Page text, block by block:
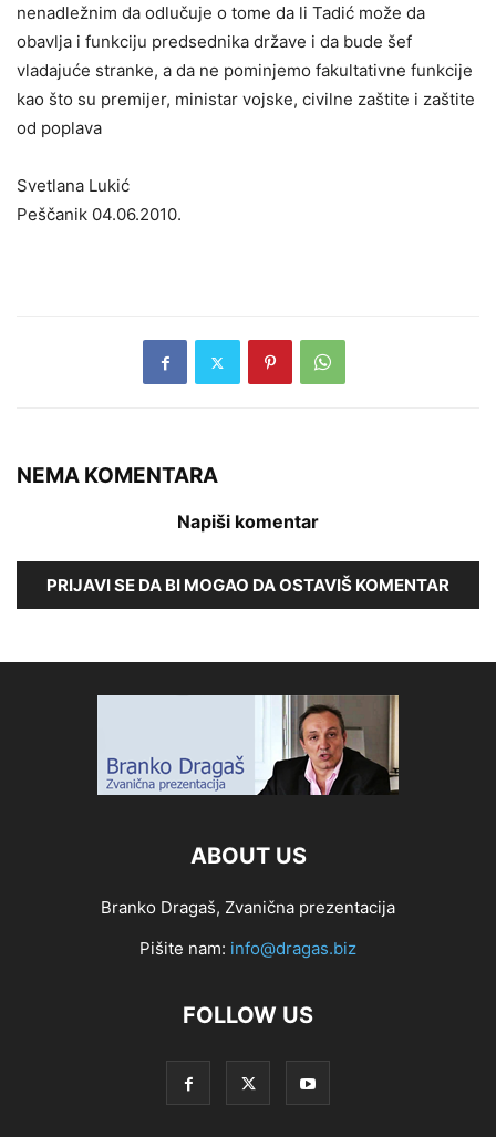
nenadležnim da odlučuje o tome da li Tadić može da
obavlja i funkciju predsednika države i da bude šef
vladajuće stranke, a da ne pominjemo fakultativne funkcije
kao što su premijer, ministar vojske, civilne zaštite i zaštite
od poplava
Svetlana Lukić
Peščanik 04.06.2010.
NEMA KOMENTARA
Napiši komentar
PRIJAVI SE DA BI MOGAO DA OSTAVIŠ KOMENTAR
ABOUT US
Branko Dragaš, Zvanična prezentacija
Pišite nam: info@dragas.biz
FOLLOW US